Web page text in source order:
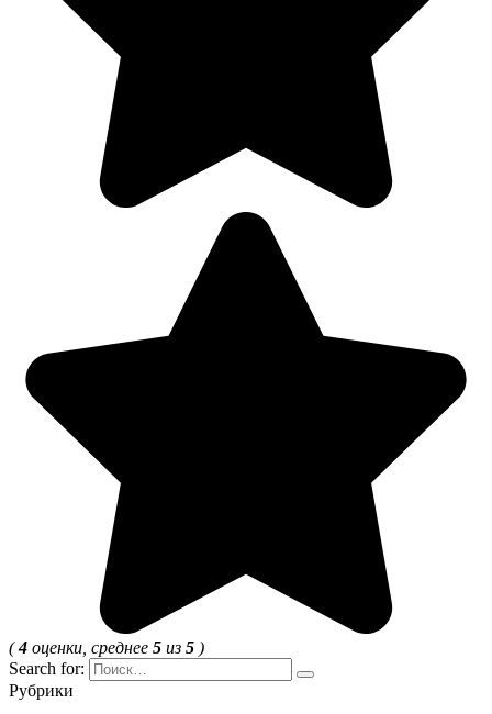
(4 оценки, среднее 5 из 5 )
Search for:
Рубрики